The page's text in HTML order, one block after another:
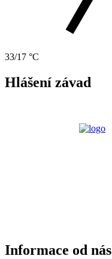
33/17 °C
Hlášení závad
Informace od nás